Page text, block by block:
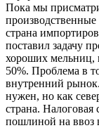
Пока мы
страна
поставил задачу
хороших мельниц,
50%. Проблема в
внутренний
нужен, но как
страна. Налоговая
пошлиной на ввоз